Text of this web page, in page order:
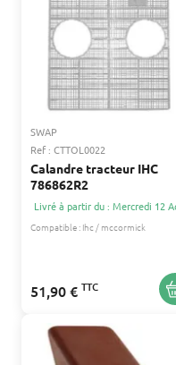
SWAP
Ref : CTTOL0022
Calandre tracteur IHC
786862R2
Livré à partir du : Mercredi 12
Compatible : Ihc / mccormick
51,90 € TTC